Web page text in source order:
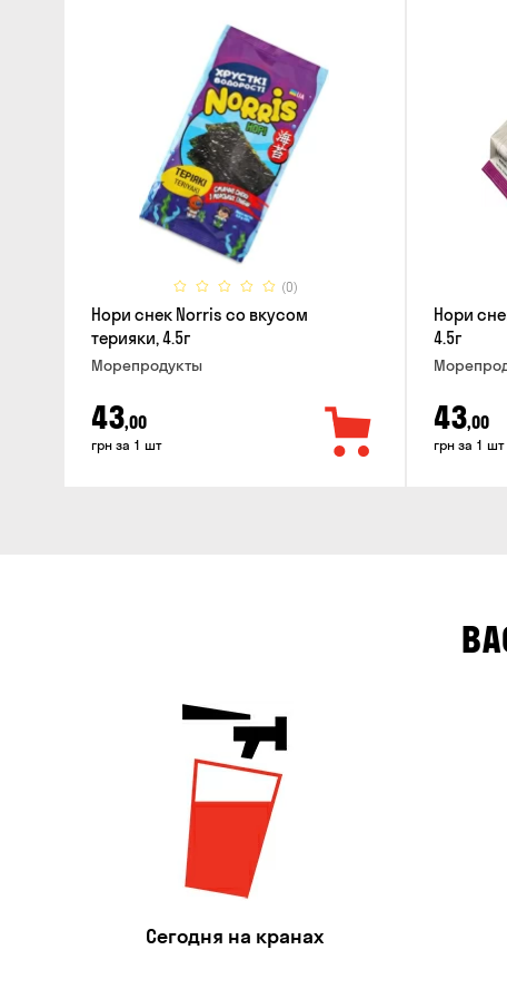
(0)
Нори снек Norris со вкусом
терияки, 4.5г
Морепродукты
43,00
грн за 1 шт
Нори
4.5г
43,00
грн за 1 шт
Сегодня на кранах